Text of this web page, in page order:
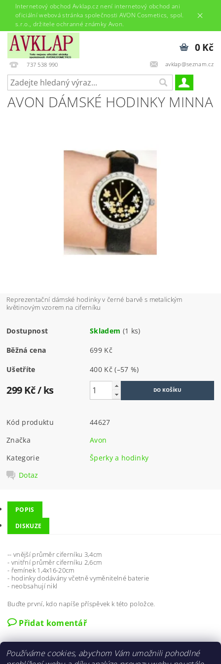
Internetový obchod Avklap.cz není internetový obchod ani
oficiální webová stránka společnosti AVON Cosmetics, spol.
s.r.o., držitele ochranné známky Avon.
737 538 990 avklap@seznam.cz
0 Kč
AVON DÁMSKÉ HODINKY MINNA
Reprezentační dámské hodinky v černé barvě s metalickým
květinovým vzorem na ciferníku
Dostupnost Skladem (1 ks)
Běžná cena 699 Kč
Ušetříte 400 Kč(–57 %)
299 Kč/ ks
Kód produktu
44627
Značka
Avon
Kategorie
Šperky a hodinky
Dotaz
POPIS
DISKUZE
-- vnější průměr ciferníku 3,4cm
- vnitřní průměr ciferníku 2,6cm
- řemínek 1,4x16-20cm
- hodinky dodávány včetně vyměnitelné baterie
- neobsahují nikl
Buďte první, kdo napíše příspěvek k této položce.
Přidat komentář
Používáme cookies, abychom Vám umožnili pohodlné